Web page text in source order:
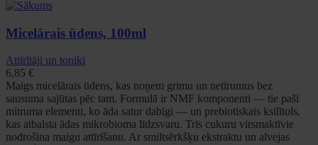
Micelārais ūdens, 100ml
Attīrītāji un toniki
6,85 €
Maigs micelārais ūdens, kas noņem grimu un netīrumus bez
sausuma sajūtas pēc tam. Formulā ir NMF komponenti — tie paši
mitruma elementi, ko āda satur dabīgi — un prebiotiskais ksilītols,
kas atbalsta ādas mikrobioma līdzsvaru. Trīs cukuru virsmaktīvie
nodrošina maigu attīrīšanu. Ar smiltsērkšķu ekstraktu un alvejas